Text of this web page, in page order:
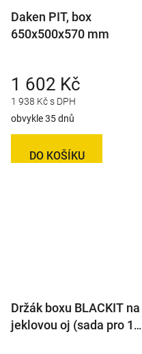
Daken PIT, box
650x500x570 mm
1 938 Kč s DPH
1 602 Kč
obvykle 35 dnů
DO KOŠÍKU
Držák boxu BLACKIT na
jeklovou oj (sada pro 1